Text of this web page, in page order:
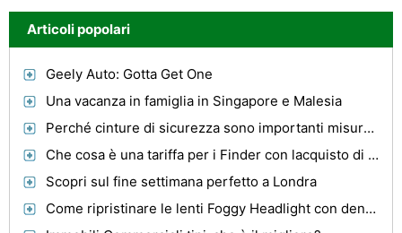
Articoli popolari
Geely Auto: Gotta Get One
Una vacanza in famiglia in Singapore e Malesia
Perché cinture di sicurezza sono importanti misure di sicurezza durante la guida
Che cosa è una tariffa per i Finder con lacquisto di unauto?
Scopri sul fine settimana perfetto a Londra
Come ripristinare le lenti Foggy Headlight con dentifricio